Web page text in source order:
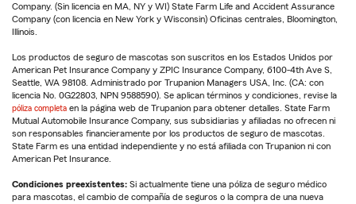
Company. (Sin licencia en MA, NY y WI) State Farm Life and Accident Assurance
Company (con licencia en New York y Wisconsin) Oficinas centrales, Bloomington,
Illinois.
Los productos de seguro de mascotas son suscritos en los Estados Unidos por
American Pet Insurance Company y ZPIC Insurance Company, 6100-4th Ave S,
Seattle, WA 98108. Administrado por Trupanion Managers USA, Inc. (CA: con
licencia No. 0G22803, NPN 9588590). Se aplican términos y condiciones, revise la
póliza completa en la página web de Trupanion para obtener detalles. State Farm
Mutual Automobile Insurance Company, sus subsidiarias y afiliadas no ofrecen ni
son responsables financieramente por los productos de seguro de mascotas.
State Farm es una entidad independiente y no está afiliada con Trupanion ni con
American Pet Insurance.
Condiciones preexistentes: Si actualmente tiene una póliza de seguro médico
para mascotas, el cambio de compañía de seguros o la compra de una nueva